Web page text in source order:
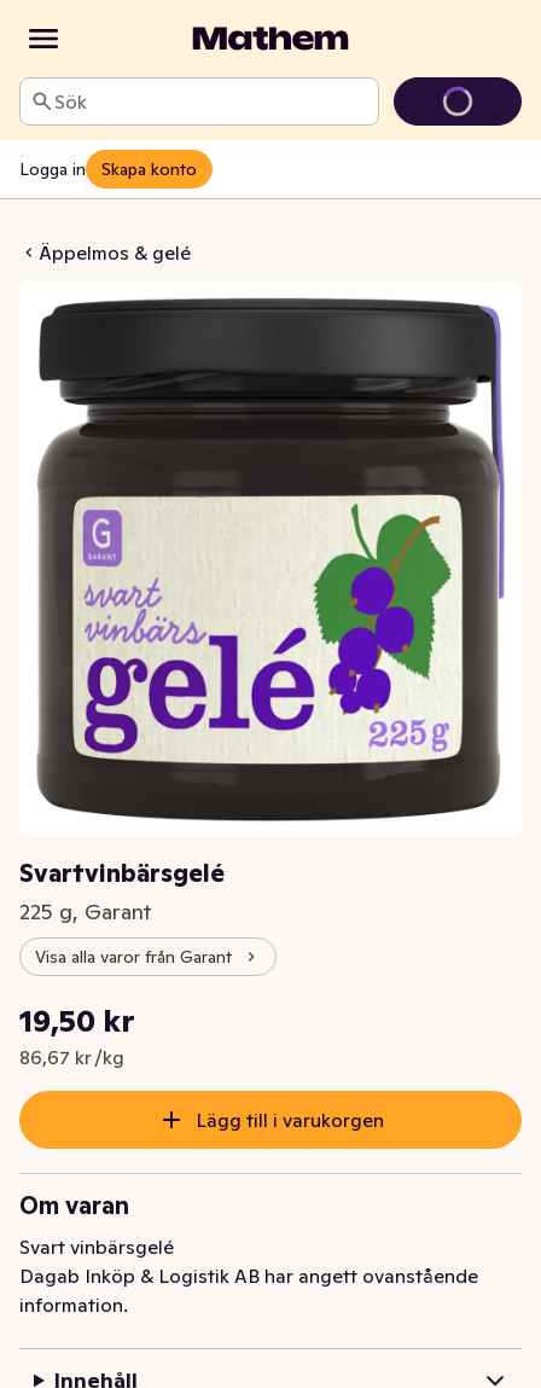
Sök
Logga in Skapa konto
Äppelmos & gelé
Svartvinbärsgelé
225 g, Garant
Visa alla varor från Garant
Nuvarande pris är: 19,50 kr
19,50 kr
86,67 kr /kg
Styckpris: 86,67 kr /kg
Lägg till i varukorgen
Om varan
Svart vinbärsgelé
Dagab Inköp & Logistik AB har angett ovanstående
information.
Innehåll